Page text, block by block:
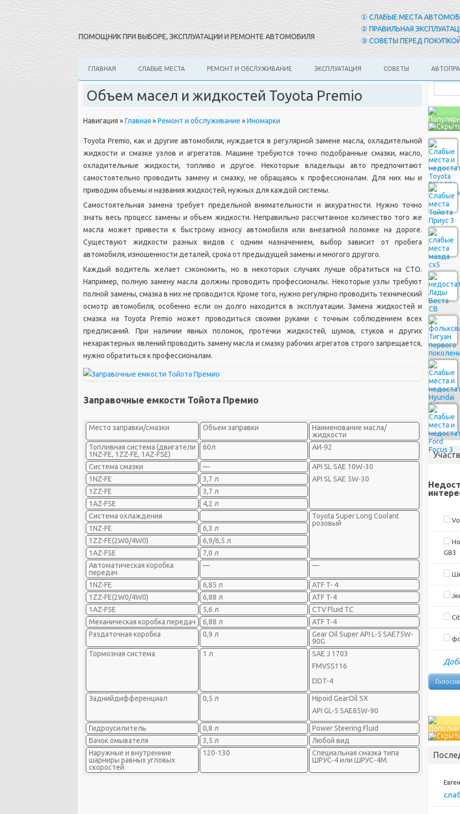
① СЛАБЫЕ МЕСТА
② ПРАВИЛЬНАЯ
③ СОВЕТЫ ПЕРЕД
ПОМОЩНИК ПРИ ВЫБОРЕ, ЭКСПЛУАТАЦИИ И РЕМОНТЕ АВТОМОБИЛЯ
ГЛАВНАЯ СЛАБЫЕ МЕСТА РЕМОНТ И ОБСЛУЖИВАНИЕ ЭКСПЛУАТАЦИЯ СОВЕТЫ
Объем масел и жидкостей Toyota Premio
Навигация» Главная » Ремонт и обслуживание » Иномарки
Toyota Premio, как и другие автомобили, нуждается в регулярной замене масла, охладительной
жидкости и смазке узлов и агрегатов. Машине требуются точно подобранные смазки, масло,
охладительные жидкости, топливо и другое. Некоторые владельцы авто предпочитают
самостоятельно проводить замену и смазку, не обращаясь к профессионалам. Для них мы и
приводим объемы и названия жидкостей, нужных для каждой системы.
Самостоятельная замена требует предельной внимательности и аккуратности. Нужно точно
знать весь процесс замены и объем жидкости. Неправильно рассчитанное количество того же
масла может привести к быстрому износу автомобиля или внезапной поломке на дороге.
Существуют жидкости разных видов с одним назначением, выбор зависит от пробега
автомобиля, изношенности деталей, срока от предыдущей замены и многого другого.
Каждый водитель желает сэкономить, но в некоторых случаях лучше обратиться на СТО.
Например, полную замену масла должны проводить профессионалы. Некоторые узлы требуют
полной замены, смазка в них не проводится. Кроме того, нужно регулярно проводить технический
осмотр автомобиля, особенно если он долго находится в эксплуатации. Замена жидкостей и
смазка на Toyota Premio может проводиться своими руками с точным соблюдением всех
предписаний. При наличии явных поломок, протечки жидкостей, шумов, стуков и других
нехарактерных явлений проводить замену масла и смазку рабочих агрегатов строго запрещается,
нужно обратиться к профессионалам.
Заправочные емкости Тойота Премио
Место заправки/смазки Объем заправки
Наименование масла/
жидкости
Топливная система (двигатели
1NZ-FE, 1ZZ-FE, 1AZ-FSE)
60л АИ-92
Система смазки —
API SL SAE 10W-30
API SL SAE 5W-30
1NZ-FE
3,7 л
1ZZ-FE
3,7 л
1AZ-FSE
4,2 л
Система охлаждения
Toyota Super Long Coolant
розовый
1NZ-FE
6,3 л
1ZZ-FE(2W0/4W0)
6,9/6,5 л
1AZ-FSE
7,0 л
Автоматическая коробка
передач
— —
1NZ-FE 6,85 л
ATF T- 4
1ZZ-FE(2W0/4W0)
6,88 л
ATF T-4
1AZ-FSE
5,6 л
CTV Fluid TC
Механическая коробка передач
6,88 л
ATF T-4
Раздаточная коробка
0,9 л
Gear Oil Super API L-5 SAE75W-
90G
Тормозная система
1 л
SAE J 1703
FMVSS116
DDT-4
Заднийдифференциал 0,5 л
Hipoid GearOil SX
API GL-5 SAE85W-90
Гидроусилитель 0,8 л
Power Steering Fluid
Бачок омывателя
3,5 л
Любой вид
Наружные и внутренние
шарниры равных угловых
скоростей
120-130
Специальная смазка типа
ШРУС-4 или ШРУС-4М.
GB3